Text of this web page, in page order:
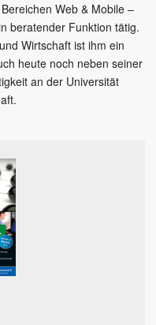
Web & Mobile –
beratender Funktion tätig.
Wirtschaft ist ihm ein
heute noch neben seiner
an der Universität